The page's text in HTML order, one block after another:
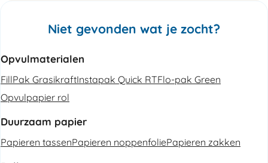
Niet gevonden wat je zocht?
Opvulmaterialen
FillPak GrasikraftInstapak Quick RTFlo-pak Green
Opvulpapier rol
Duurzaam papier
Papieren tassenPapieren noppenfoliePapieren zakken